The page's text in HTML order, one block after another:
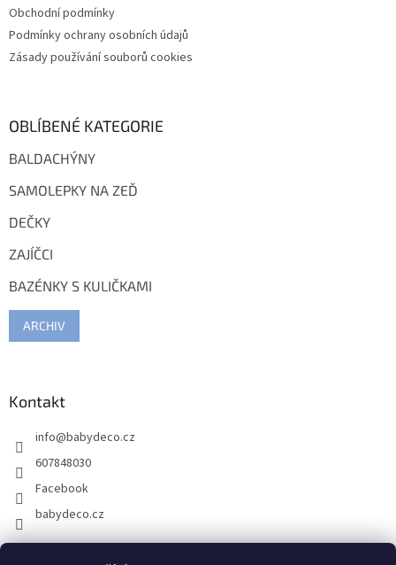
Obchodní podmínky
Podmínky ochrany osobních údajů
Zásady používání souborů cookies
OBLÍBENÉ KATEGORIE
BALDACHÝNY
SAMOLEPKY NA ZEĎ
DEČKY
ZAJÍČCI
BAZÉNKY S KULIČKAMI
ARCHIV
Kontakt
info@babydeco.cz
607848030
Facebook
babydeco.cz